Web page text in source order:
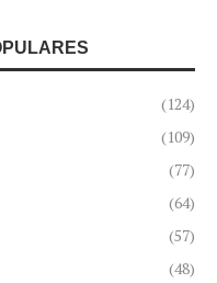
(124)
(109)
(77)
(64)
(57)
(48)